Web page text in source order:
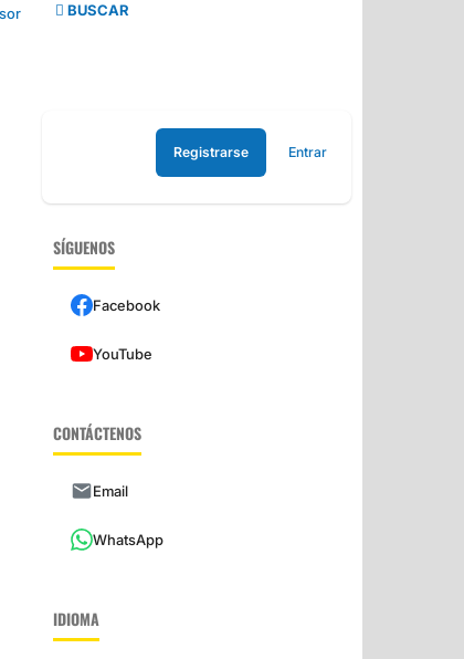
BUSCAR
Registrarse Entrar
SÍGUENOS
Facebook
YouTube
CONTÁCTENOS
Email
WhatsApp
IDIOMA